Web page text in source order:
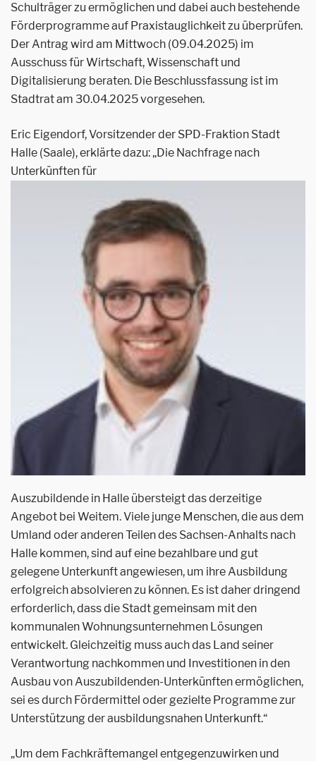
Schulträger zu ermöglichen und dabei auch bestehende
Förderprogramme auf Praxistauglichkeit zu überprüfen.
Der Antrag wird am Mittwoch (09.04.2025) im
Ausschuss für Wirtschaft, Wissenschaft und
Digitalisierung beraten. Die Beschlussfassung ist im
Stadtrat am 30.04.2025 vorgesehen.
Eric Eigendorf, Vorsitzender der SPD-Fraktion Stadt
Halle (Saale), erklärte dazu: „Die Nachfrage nach
Unterkünften für
Auszubildende in Halle übersteigt das derzeitige
Angebot bei Weitem. Viele junge Menschen, die aus dem
Umland oder anderen Teilen des Sachsen-Anhalts nach
Halle kommen, sind auf eine bezahlbare und gut
gelegene Unterkunft angewiesen, um ihre Ausbildung
erfolgreich absolvieren zu können. Es ist daher dringend
erforderlich, dass die Stadt gemeinsam mit den
kommunalen Wohnungsunternehmen Lösungen
entwickelt. Gleichzeitig muss auch das Land seiner
Verantwortung nachkommen und Investitionen in den
Ausbau von Auszubildenden-Unterkünften ermöglichen,
sei es durch Fördermittel oder gezielte Programme zur
Unterstützung der ausbildungsnahen Unterkunft.“
„Um dem Fachkräftemangel entgegenzuwirken und